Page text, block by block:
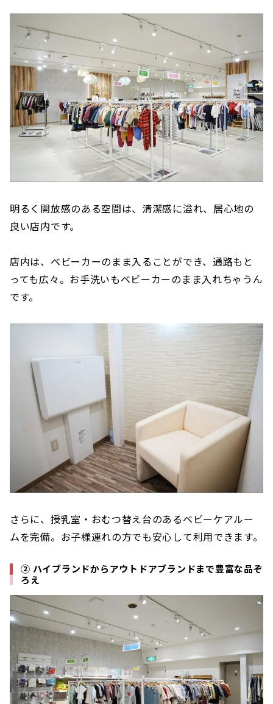
明るく開放感のある空間は、清潔感に溢れ、居心地の
良い店内です。
店内は、ベビーカーのまま入ることができ、通路もと
っても広々。お手洗いもベビーカーのまま入れちゃうん
です。
さらに、授乳室・おむつ替え台のあるベビーケアルー
ムを完備。お子様連れの方でも安心して利用できます。
② ハイブランドからアウトドアブランドまで豊富な品ぞ
ろえ